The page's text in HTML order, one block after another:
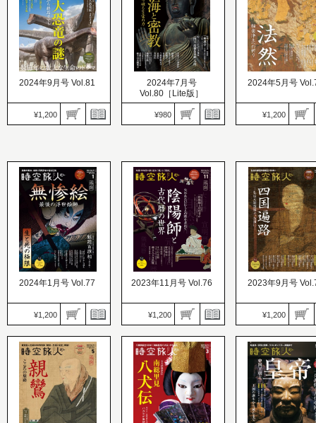
国宝の大和路
た名刹を巡る
聖地を巡る旅へ
価格：1,200円
発売日：2024.07.26
巨大恐竜の謎
2024年9月号 Vol.81
¥1,200
発売日：2024.05.24
空海と密教 魔を打ち破る
言霊の力
2024年7月号
Vol.80［Lite版］
¥980
発売日：2024.03.26
末法の世に生まれた
き教え 法然
2024年5月号
¥1,200
時空旅人
価格：1,200円
発売日：2023.11.25
激動の幕末、絵師・月岡
芳年に宿る狂気
2024年1月号 Vol.77
¥1,200
時空旅人
価格：1,200円
発売日：2023.09.26
失われたいにしえの時を
求めて
2023年11月号 Vol.76
¥1,200
時空旅人
価格：1,200円
発売日：2023.07.26
四国遍路 ─弘法大師
よ、永遠に─
2023年9月号
¥1,200